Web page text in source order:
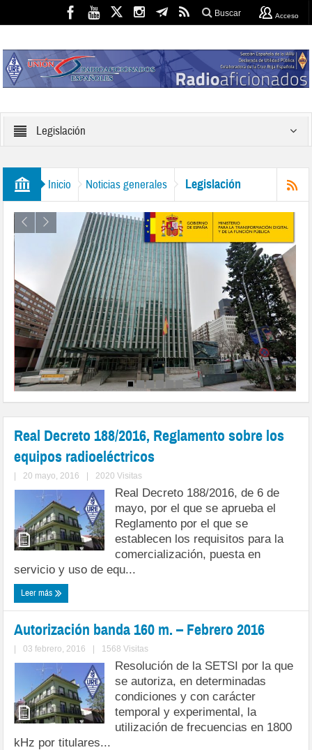
Buscar Acceso
Legislación
Inicio Noticias generales Legislación
Real Decreto 188/2016, Reglamento sobre los
equipos radioeléctricos
| 20 mayo, 2016 | 2020 Visitas
Real Decreto 188/2016, de 6 de
mayo, por el que se aprueba el
Reglamento por el que se
establecen los requisitos para la
comercialización, puesta en
servicio y uso de equ...
Leer más
Autorización banda 160 m. – Febrero 2016
| 03 febrero, 2016 | 1568 Visitas
Resolución de la SETSI por la que
se autoriza, en determinadas
condiciones y con carácter
temporal y experimental, la
utilización de frecuencias en 1800
kHz por titulares...